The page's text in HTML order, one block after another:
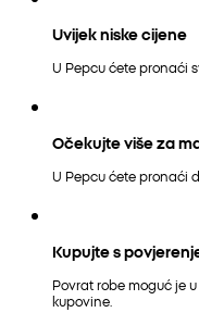
Uvijek niske cijene
U Pepcu ćete pronaći
Očekujte više za
U Pepcu ćete pronaći
Kupujte s
Povrat robe moguć je
kupovine.